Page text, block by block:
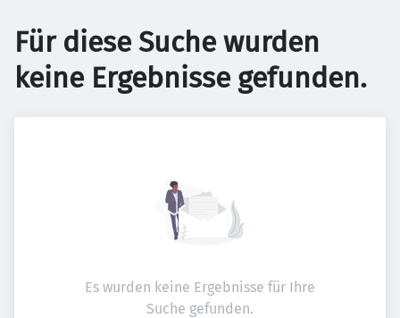
Für diese Suche wurden
keine Ergebnisse gefunden.
Es wurden keine Ergebnisse für Ihre
Suche gefunden.